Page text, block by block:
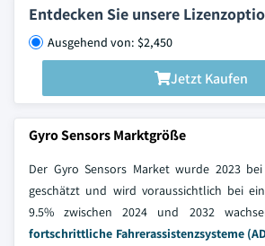
Entdecken Sie unsere
Ausgehend von: $2,450
Jetzt Kaufen
Gyro Sensors Marktgröße
Der Gyro Sensors Market wurde 2023
geschätzt und wird voraussichtlich bei
9.5% zwischen 2024 und 2032
fortschrittliche Fahrerassistenzsysteme